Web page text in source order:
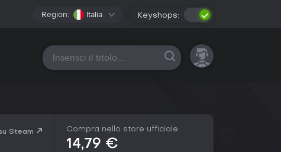
Region: Italia Keyshops:
Tutte le piattaforme
Steam Compra nello store ufficiale:
14,79 €